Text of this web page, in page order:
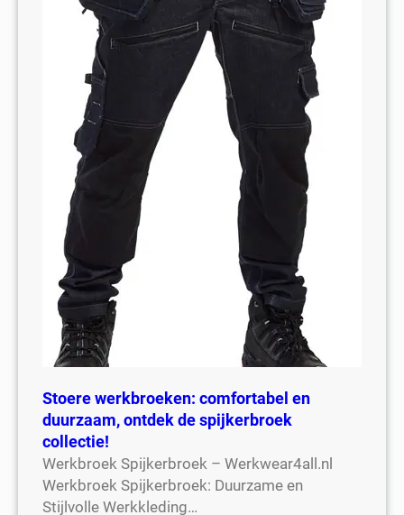
Stoere werkbroeken: comfortabel en
duurzaam, ontdek de spijkerbroek
collectie!
Werkbroek Spijkerbroek – Werkwear4all.nl
Werkbroek Spijkerbroek: Duurzame en
Stijlvolle Werkkleding…